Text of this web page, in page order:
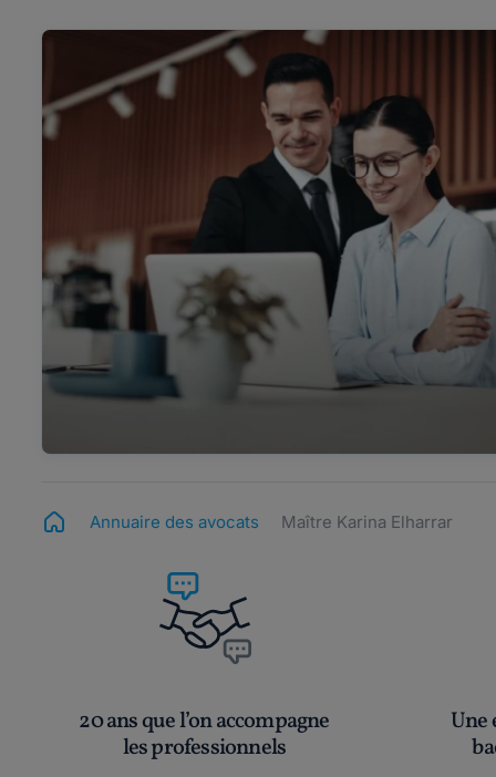
Annuaire des avocats Maître Karina Elharrar
20 ans que l’on accompagne
les professionnels
Une